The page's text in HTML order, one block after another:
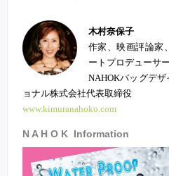
木村奈保子
作家、映画評論家
ートプロデューサー
NAHOKバッグデ
ョナル株式会社代表取締役
www.kimuranahoko.com
N A H O K Information